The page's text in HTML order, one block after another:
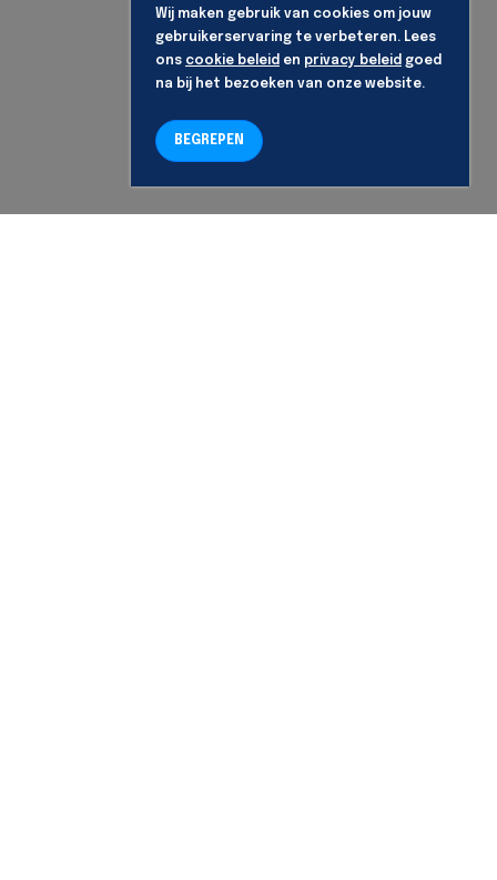
Wij maken gebruik van cookies om jouw
gebruikerservaring te verbeteren. Lees
ons cookie beleid en privacy beleid goed
na bij het bezoeken van onze website.
BEGREPEN